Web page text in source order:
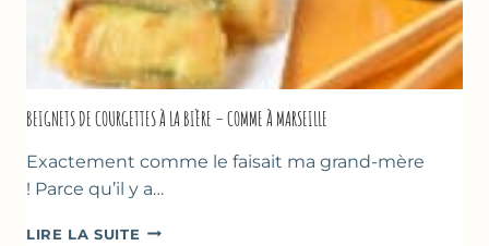
BEIGNETS DE COURGETTES À LA BIÈRE – COMME À MARSEILLE
Exactement comme le faisait ma grand-mère
! Parce qu’il y a…
LIRE LA SUITE BEIGNETS